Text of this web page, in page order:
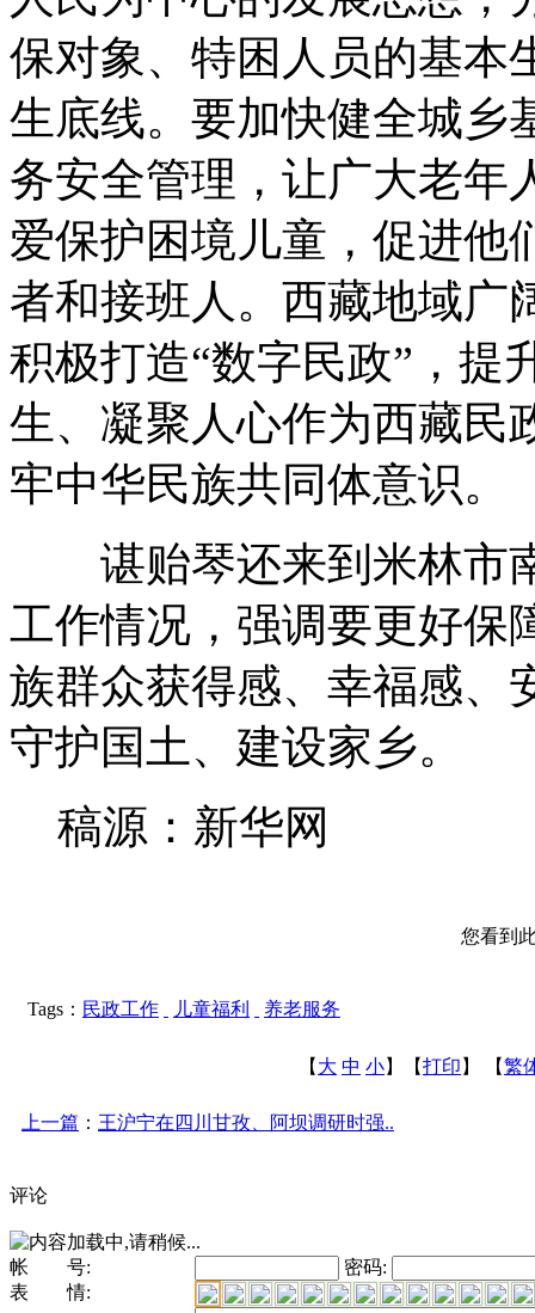
保对象、特困人员的基本
生底线。要加快健全城乡
务安全管理，让广大老年
爱保护困境儿童，促进他
者和接班人。西藏地域广
积极打造“数字民政”，提
生、凝聚人心作为西藏民
牢中华民族共同体意识。
谌贻琴还来到米林市
工作情况，强调要更好保
族群众获得感、幸福感、
守护国土、建设家乡。
稿源：新华网
您看到
Tags： 民政工作 儿童福利 养老服务
【 大 中 小】【打印 】 【繁
上一篇 ： 王沪宁在四川甘孜、阿坝调研时强..
评论
帐 号:
密码:
表 情: